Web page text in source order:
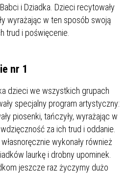
i Dziadka. Dzieci recytowały
wyrażając w ten sposób swoją
trud i poświęcenie.
nr 1
dzieci we wszystkich grupach
specjalny program artystyczny:
piosenki, tańczyły, wyrażając w
za ich trud i oddanie.
wykonały również
laurkę i drobny upominek.
jeszcze raz życzymy dużo